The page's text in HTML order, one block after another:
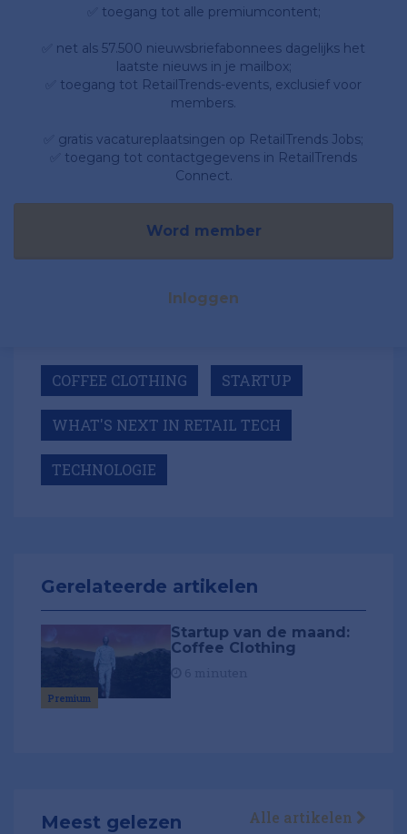
✅ toegang tot alle premiumcontent;
✅ net als 57.500 nieuwsbriefabonnees dagelijks het
laatste nieuws in je mailbox;
✅ toegang tot RetailTrends-events, exclusief voor
members.
✅ gratis vacatureplaatsingen op RetailTrends Jobs;
✅ toegang tot contactgegevens in RetailTrends
Connect.
Word member
Inloggen
COFFEE CLOTHING STARTUP
WHAT'S NEXT IN RETAIL TECH
TECHNOLOGIE
Gerelateerde artikelen
Premium
Startup van de maand:
Coffee Clothing
Meest gelezen Alle artikelen